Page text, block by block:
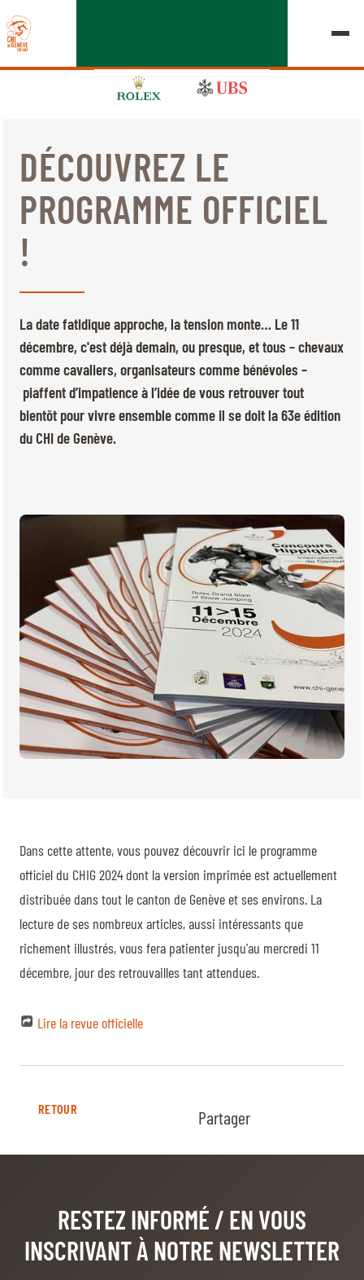
ÉDITION 2026
LE CHIG
LIENS RAPIDES
DÉPARTS & RÉSULTATS
ROLEX GRAND SLAM
BILLETTERIE
BÉNÉVOLES
MÉDIAS
Jeudi, 17 Septembre 2026
DÉCOUVREZ LE
PROGRAMME OFFICIEL
!
La date fatidique approche, la tension monte… Le 11
décembre, c'est déjà demain, ou presque, et tous – chevaux
comme cavaliers, organisateurs comme bénévoles –
piaffent d’impatience à l’idée de vous retrouver tout
bientôt pour vivre ensemble comme il se doit la 63e édition
du CHI de Genève.
Dans cette attente, vous pouvez découvrir ici le programme
officiel du CHIG 2024 dont la version imprimée est actuellement
distribuée dans tout le canton de Genève et ses environs. La
lecture de ses nombreux articles, aussi intéressants que
richement illustrés, vous fera patienter jusqu'au mercredi 11
décembre, jour des retrouvailles tant attendues.
Lire la revue officielle
RETOUR Partager
RESTEZ INFORMÉ / EN VOUS
INSCRIVANT À NOTRE NEWSLETTER